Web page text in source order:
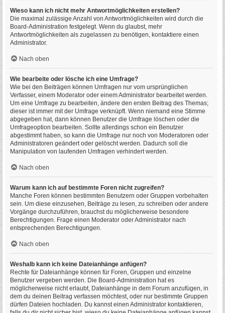
Wieso kann ich nicht mehr Antwortmöglichkeiten erstellen?
Die maximal zulässige Anzahl von Antwortmöglichkeiten wird durch die
Board-Administration festgelegt. Wenn du glaubst, mehr
Antwortmöglichkeiten als zugelassen zu benötigen, kontaktiere einen
Administrator.
Nach oben
Wie bearbeite oder lösche ich eine Umfrage?
Wie bei den Beiträgen können Umfragen nur vom ursprünglichen
Verfasser, einem Moderator oder einem Administrator bearbeitet werden.
Um eine Umfrage zu bearbeiten, ändere den ersten Beitrag des Themas;
dieser ist immer mit der Umfrage verknüpft. Wenn niemand eine Stimme
abgegeben hat, dann können Benutzer die Umfrage löschen oder die
Umfrageoption bearbeiten. Sollte allerdings schon ein Benutzer
abgestimmt haben, so kann die Umfrage nur noch von Moderatoren oder
Administratoren geändert oder gelöscht werden. Dadurch soll die
Manipulation von laufenden Umfragen verhindert werden.
Nach oben
Warum kann ich auf bestimmte Foren nicht zugreifen?
Manche Foren können bestimmten Benutzern oder Gruppen vorbehalten
sein. Um diese einzusehen, Beiträge zu lesen, zu schreiben oder andere
Vorgänge durchzuführen, brauchst du möglicherweise besondere
Berechtigungen. Frage einen Moderator oder Administrator nach
entsprechenden Berechtigungen.
Nach oben
Weshalb kann ich keine Dateianhänge anfügen?
Rechte für Dateianhänge können für Foren, Gruppen und einzelne
Benutzer vergeben werden. Die Board-Administration hat es
möglicherweise nicht erlaubt, Dateianhänge in dem Forum anzufügen, in
dem du deinen Beitrag verfassen möchtest, oder nur bestimmte Gruppen
dürfen Dateien hochladen. Du kannst einen Administrator kontaktieren,